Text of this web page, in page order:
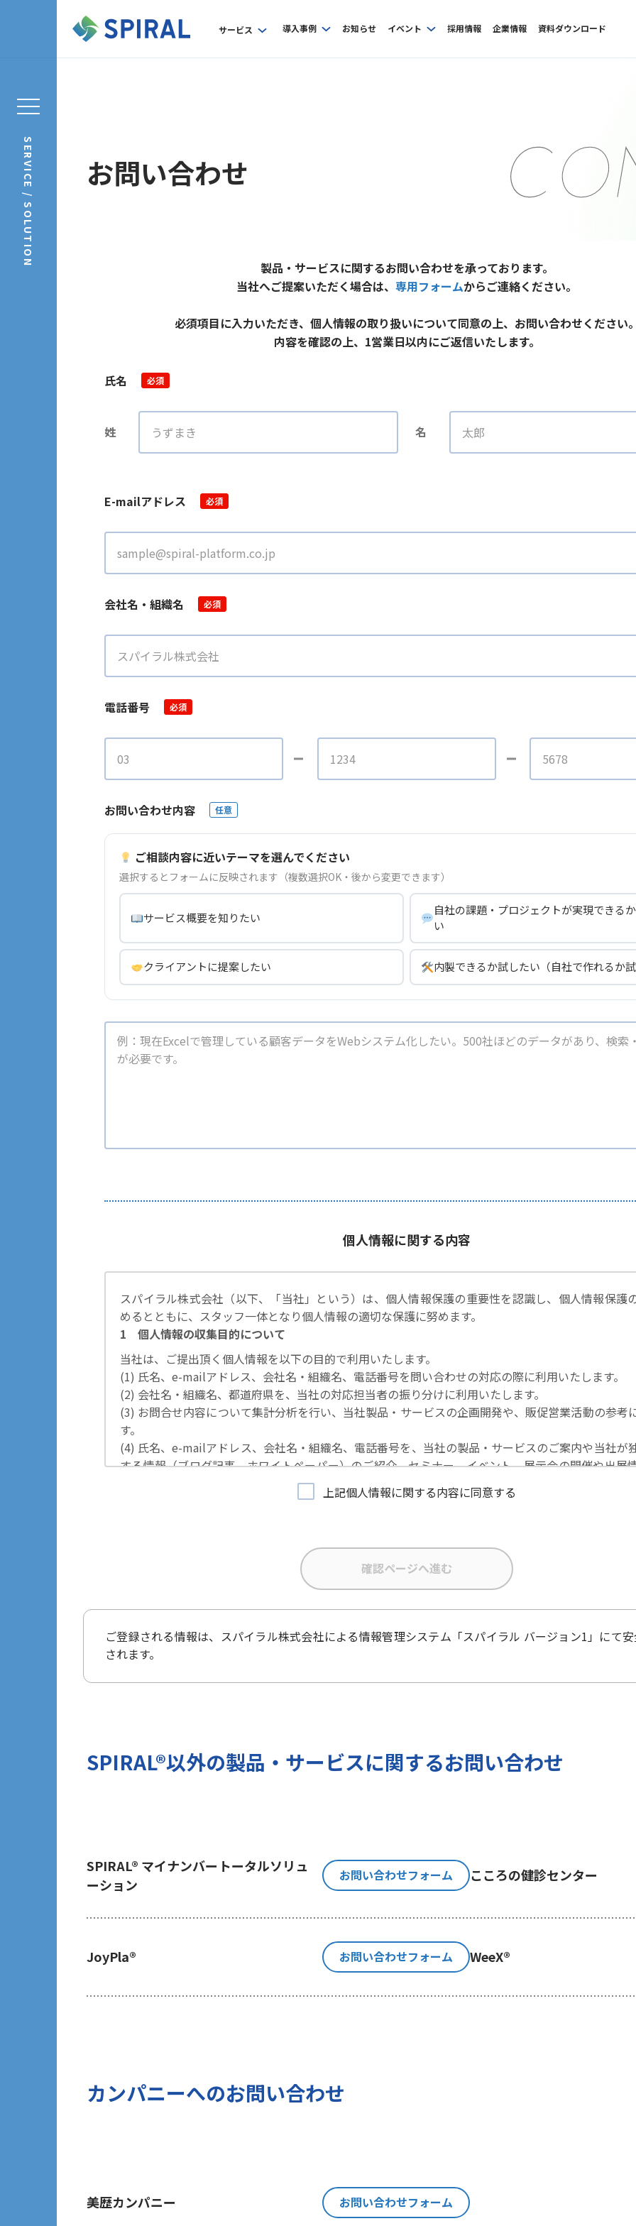
サービス 導入事例 お知らせ イベント 採用情報 企業情報 資料ダウンロード
SERVICE / SOLUTION お問い合わせ
製品・サービスに関するお問い合わせを承っております。
当社へご提案いただく場合は、 専用フォームからご連絡ください。
必須項目に入力いただき、個人情報の取り扱いについて同意の上、お問い合わせください
内容を確認の上、1営業日以内にご返信いたします。
氏名 必須
姓 名
E-mailアドレス 必須
会社名・組織名 必須
電話番号 必須
お問い合わせ内容 任意
ご相談内容に近いテーマを選んでください
選択するとフォームに反映されます（複数選択OK・後から変更できます）
サービス概要を知りたい
自社の課題・プロジェクトが実現できる
い
クライアントに提案したい 内製できるか試したい（自社で作れるか
個人情報に関する内容
スパイラル株式会社（以下、「当社」という）は、個人情報保護の重要性を認識し、個人情報保護
めるとともに、スタッフ一体となり個人情報の適切な保護に努めます。
1 個人情報の収集目的について
当社は、ご提出頂く個人情報を以下の目的で利用いたします。
(1) 氏名、e-mailアドレス、会社名・組織名、電話番号を問い合わせの対応の際に利用いたします。
(2) 会社名・組織名、都道府県を、当社の対応担当者の振り分けに利用いたします。
(3) お問合せ内容について集計分析を行い、当社製品・サービスの企画開発や、販促営業活動の参考
す。
(4) 氏名、e-mailアドレス、会社名・組織名、電話番号を、当社の製品・サービスのご案内や当社が
する情報（ブログ記事、ホワイトペーパー）のご紹介、セミナー、イベント、展示会の開催や出展
その他の目的では使用致しません。
ご提出頂く個人情報は、当社にて正確な状態に保ち、不正アクセス、紛失・破壊・改ざんおよび漏
また、EEA（欧州経済領域）域内所在者の個人データを日本を含む域外へ移転する場合、当社は、
3 個人情報の第三者提供について
当社は法令で定められる場合を除き、ご提出いただく個人情報を、貴方の同意なく第三者に提供す
ざいません。
づけ、お客様の興味関心に沿った当社サービスに関する広告の配信を行うことを目的としており、
5 個人情報の保存期間について
当社は、貴方の同意を得た収集目的に必要な期間に限り貴方の個人情報を保存します。
及び第三者への提供の停止（以下「開示等」といいます。）を請求することができます。貴方ご自身
の開示等を請求される場合は、後述の消費者相談・苦情窓口にご連絡をお願いいたします。なお、
7 個人情報の処理に関する権利について
(4)同意を撤回する権利
に発信する情報（ブログ記事、ホワイトペーパー）のご紹介、セミナー、イベント、展示会の開催
のご提供ができないことをご了承下さい。
上記個人情報に関する内容に同意する
ご登録される情報は、 スパイラル株式会社による情報管理システム「スパイラル バージョン1」 にて
されます。
SPIRAL®以外の製品・サービスに関するお問い合わせ
SPIRAL® マイナンバートータルソリュ
ーション
お問い合わせフォーム こころの健診センター
JoyPla® お問い合わせフォーム WeeX®
カンパニーへのお問い合わせ
美歴カンパニー お問い合わせフォーム